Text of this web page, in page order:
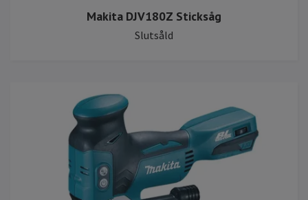
Makita DJV180Z Sticksåg
Slutsåld